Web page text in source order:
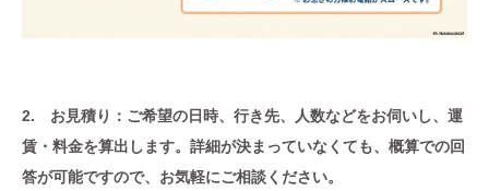
2. お見積り：ご希望の日時、行き先、人数などをお伺いし、運
賃・料金を算出します。詳細が決まっていなくても、概算での回
答が可能ですので、お気軽にご相談ください。